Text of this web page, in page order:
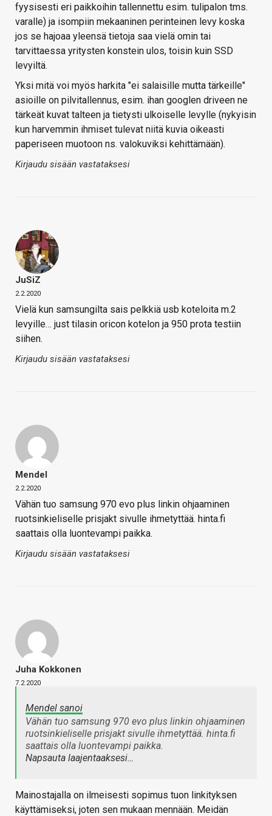
fyysisesti eri paikkoihin tallennettu esim. tulipalon tms.
varalle) ja isompiin mekaaninen perinteinen levy koska
jos se hajoaa yleensä tietoja saa vielä omin tai
tarvittaessa yritysten konstein ulos, toisin kuin SSD
levyiltä.
Yksi mitä voi myös harkita "ei salaisille mutta tärkeille"
asioille on pilvitallennus, esim. ihan googlen driveen ne
tärkeät kuvat talteen ja tietysti ulkoiselle levylle (nykyisin
kun harvemmin ihmiset tulevat niitä kuvia oikeasti
paperiseen muotoon ns. valokuviksi kehittämään).
Kirjaudu sisään vastataksesi
JuSiZ
2.2.2020
Vielä kun samsungilta sais pelkkiä usb koteloita m.2
levyille… just tilasin oricon kotelon ja 950 prota testiin
siihen.
Kirjaudu sisään vastataksesi
Mendel
2.2.2020
Vähän tuo samsung 970 evo plus linkin ohjaaminen
ruotsinkieliselle prisjakt sivulle ihmetyttää. hinta.fi
saattais olla luontevampi paikka.
Kirjaudu sisään vastataksesi
Juha Kokkonen
7.2.2020
Mendel sanoi
Vähän tuo samsung 970 evo plus linkin ohjaaminen
ruotsinkieliselle prisjakt sivulle ihmetyttää. hinta.fi
saattais olla luontevampi paikka.
Napsauta laajentaaksesi…
Mainostajalla on ilmeisesti sopimus tuon linkityksen
käyttämiseksi, joten sen mukaan mennään. Meidän